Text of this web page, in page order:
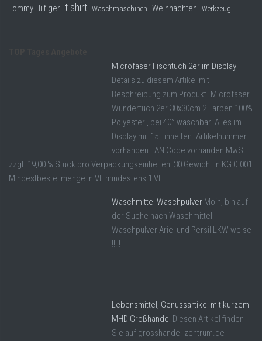
Tommy Hilfiger t shirt Waschmaschinen Weihnachten Werkzeug
Microfaser Fischtuch 2er im Display
Details zu diesem Artikel mit
Beschreibung zum Produkt. Microfaser
Wundertuch 2er 30x30cm 2 Farben 100%
Polyester , bei 40° waschbar. Alles im
Display mit 15 Einheiten. Artikelnummer
vorhanden EAN Code vorhanden MwSt.
zzgl. 19,00 % Stück pro Verpackungseinheiten: 30 Gewicht in KG 0.001
Mindestbestellmenge in VE mindestens 1 VE
Waschmittel Waschpulver Moin, bin auf
der Suche nach Waschmittel
Waschpulver Ariel und Persil LKW weise
!!!!!
Lebensmittel, Genussartikel mit kurzem
MHD Großhandel Diesen Artikel finden
Sie auf grosshandel-zentrum.de